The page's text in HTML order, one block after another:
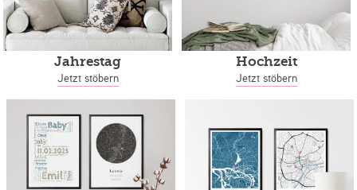
Jahrestag
Jetzt stöbern
Hochzeit
Jetzt stöbern